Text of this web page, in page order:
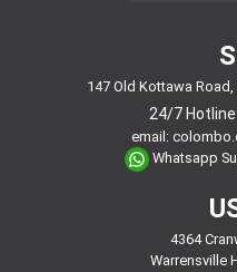
147 Old Kottawa
24/7 Hotline:
email:
Whatsapp
4364
Warrensville